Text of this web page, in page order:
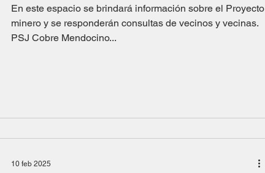
En este espacio se brindará información sobre el Proyecto
minero y se responderán consultas de vecinos y vecinas.
PSJ Cobre Mendocino...
10 feb 2025